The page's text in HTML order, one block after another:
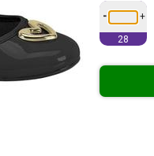
- +
28